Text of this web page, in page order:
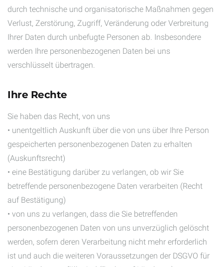
durch technische und organisatorische Maßnahmen gegen
Verlust, Zerstörung, Zugriff, Veränderung oder Verbreitung
Ihrer Daten durch unbefugte Personen ab. Insbesondere
werden Ihre personenbezogenen Daten bei uns
verschlüsselt übertragen.
Ihre Rechte
Sie haben das Recht, von uns
• unentgeltlich Auskunft über die von uns über Ihre Person
gespeicherten personenbezogenen Daten zu erhalten
(Auskunftsrecht)
• eine Bestätigung darüber zu verlangen, ob wir Sie
betreffende personenbezogene Daten verarbeiten (Recht
auf Bestätigung)
• von uns zu verlangen, dass die Sie betreffenden
personenbezogenen Daten von uns unverzüglich gelöscht
werden, sofern deren Verarbeitung nicht mehr erforderlich
ist und auch die weiteren Voraussetzungen der DSGVO für